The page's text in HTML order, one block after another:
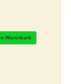
Warenkorb